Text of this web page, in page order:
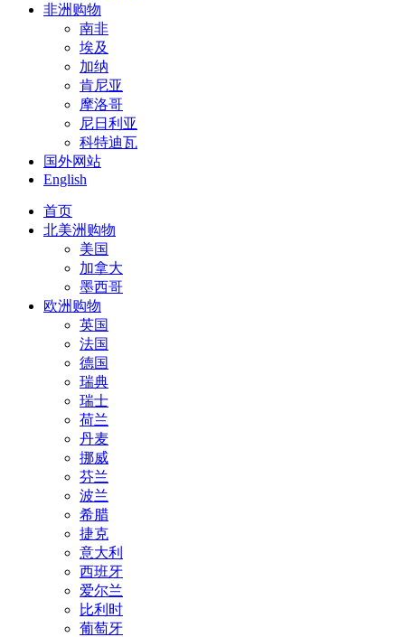
非洲购物
南非
埃及
加纳
肯尼亚
摩洛哥
尼日利亚
科特迪瓦
国外网站
English
首页
北美洲购物
美国
加拿大
墨西哥
欧洲购物
英国
法国
德国
瑞典
瑞士
荷兰
丹麦
挪威
芬兰
波兰
希腊
捷克
意大利
西班牙
爱尔兰
比利时
葡萄牙